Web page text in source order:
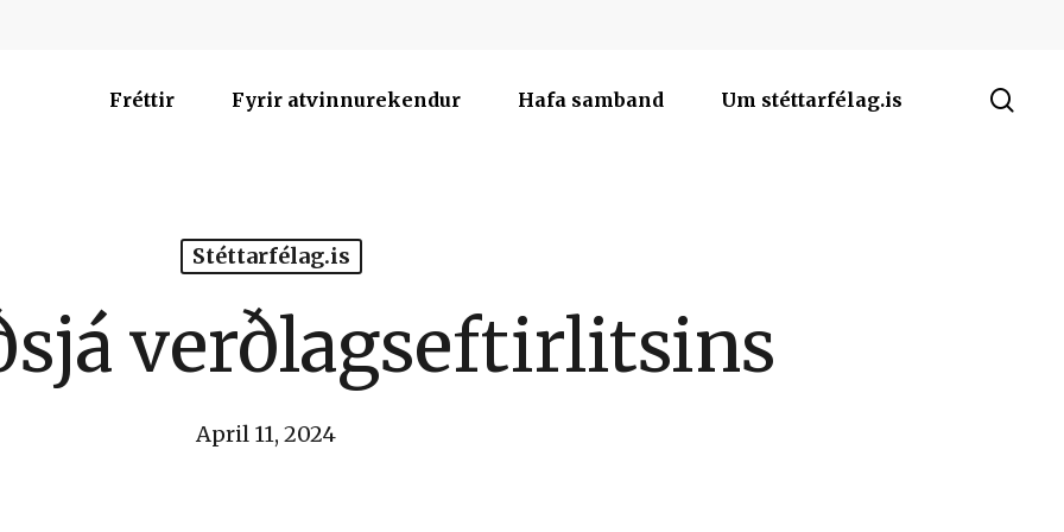
Fréttir Fyrir atvinnurekendur Hafa samband Um stéttarfélag.is
Stéttarfélag.is
verðlagseftirlitsins
April 11, 2024